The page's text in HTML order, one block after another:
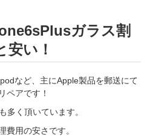
ガラス割
安い！
など、主にApple製品を郵送にて
ペアです！
多く頂いています。
費用の安さです。